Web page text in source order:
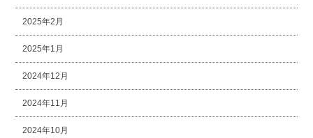
2025年2月
2025年1月
2024年12月
2024年11月
2024年10月